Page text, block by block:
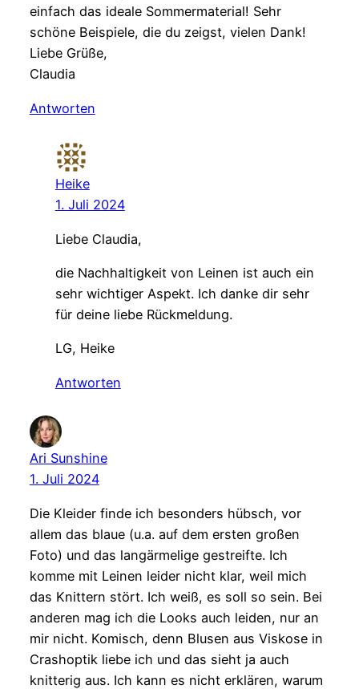
einfach das ideale Sommermaterial! Sehr
schöne Beispiele, die du zeigst, vielen Dank!
Liebe Grüße,
Claudia
Antworten
Heike
1. Juli 2024
Liebe Claudia,
die Nachhaltigkeit von Leinen ist auch ein
sehr wichtiger Aspekt. Ich danke dir sehr
für deine liebe Rückmeldung.
LG, Heike
Antworten
Ari Sunshine
1. Juli 2024
Die Kleider finde ich besonders hübsch, vor
allem das blaue (u.a. auf dem ersten großen
Foto) und das langärmelige gestreifte. Ich
komme mit Leinen leider nicht klar, weil mich
das Knittern stört. Ich weiß, es soll so sein. Bei
anderen mag ich die Looks auch leiden, nur an
mir nicht. Komisch, denn Blusen aus Viskose in
Crashoptik liebe ich und das sieht ja auch
knitterig aus. Ich kann es nicht erklären, warum